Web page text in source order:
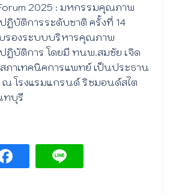
2025 : มหกรรมคุณภาพ
ฏิบัติการระดับชาติ ครั้งที่ 14
รองระบบบริหารคุณภาพ
ฏิบัติการ โดยมี ทนพ.สมชัย เจิด
ภาเทคนิคการแพทย์ เป็นประธาน
ณ โรงแรมแกรนด์ ริชมอนด์สไต
ทบุรี